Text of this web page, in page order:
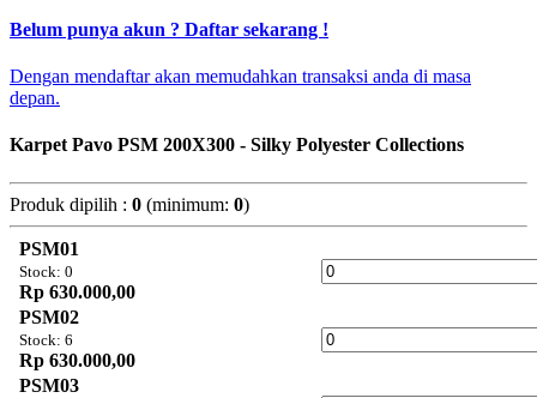
Belum punya akun ? Daftar sekarang !
Dengan mendaftar akan memudahkan transaksi anda di masa
depan.
Karpet Pavo PSM 200X300 - Silky Polyester Collections
Produk dipilih : 0 (minimum: 0)
PSM01
Stock: 0
Rp 630.000,00
PSM02
Stock: 6
Rp 630.000,00
PSM03